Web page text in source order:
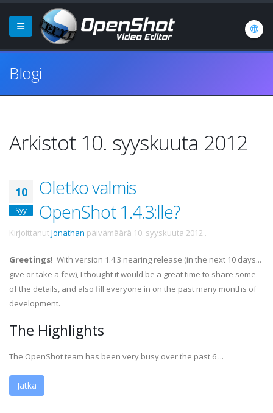
Blogi
Arkistot 10. syyskuuta 2012
10
Syy
Oletko valmis
OpenShot 1.4.3:lle?
KirjoittanutJonathan päivämäärä 10. syyskuuta 2012 .
Greetings! With version 1.4.3 nearing release (in the next 10 days...
give or take a few), I thought it would be a great time to share some
of the details, and also fill everyone in on the past many months of
development.
The Highlights
The OpenShot team has been very busy over the past 6 ...
Jatka